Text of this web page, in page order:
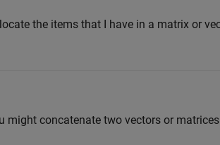
the items that I have in a matrix or
might concatenate two vectors or